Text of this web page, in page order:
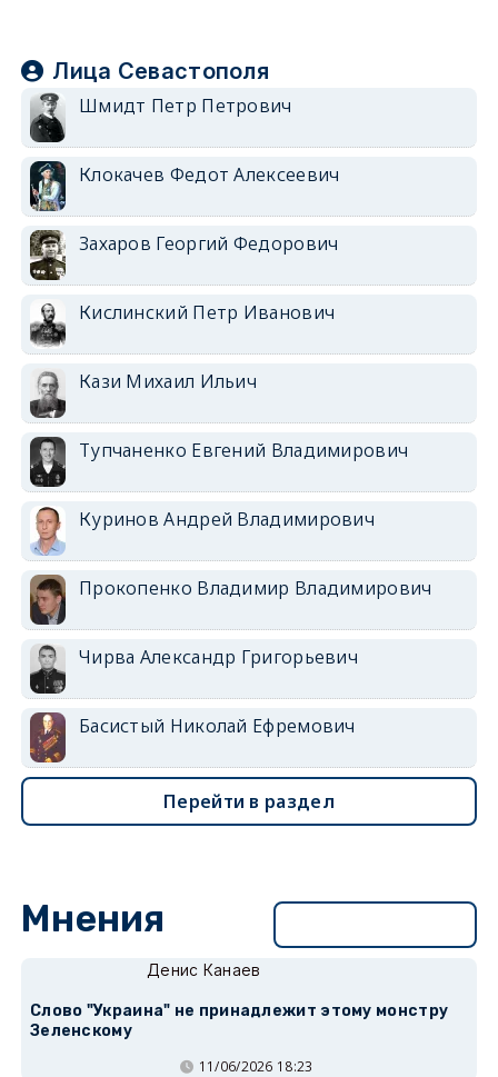
Лица Севастополя
Шмидт Петр Петрович
Клокачев Федот Алексеевич
Захаров Георгий Федорович
Кислинский Петр Иванович
Кази Михаил Ильич
Тупчаненко Евгений Владимирович
Куринов Андрей Владимирович
Прокопенко Владимир Владимирович
Чирва Александр Григорьевич
Басистый Николай Ефремович
Перейти в раздел
Мнения
Денис Канаев
Слово "Украина" не принадлежит этому монстру
Зеленскому
11/06/2026 18:23